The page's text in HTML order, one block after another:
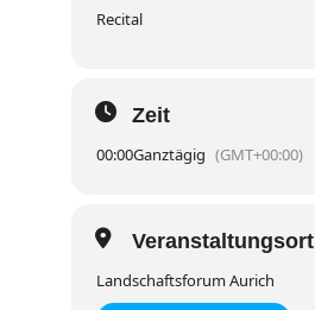
Recital
Zeit
00:00Ganztägig (GMT+00:00)
Veranstaltungsort
Landschaftsforum Aurich